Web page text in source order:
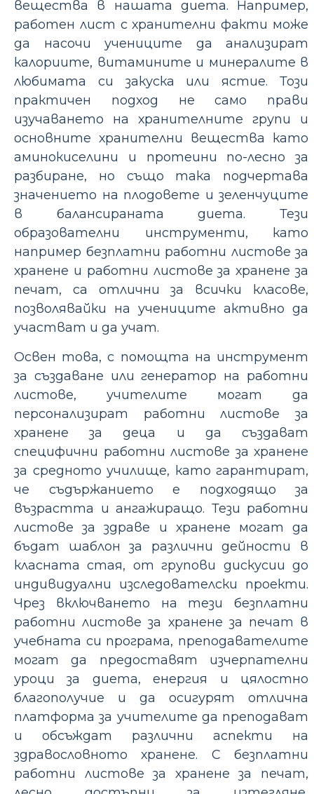
вещества в нашата диета. Например,
работен лист с хранителни факти може
да насочи учениците да анализират
калориите, витамините и минералите в
любимата си закуска или ястие. Този
практичен подход не само прави
изучаването на хранителните групи и
основните хранителни вещества като
аминокиселини и протеини по-лесно за
разбиране, но също така подчертава
значението на плодовете и зеленчуците
в балансираната диета. Тези
образователни инструменти, като
например безплатни работни листове за
хранене и работни листове за хранене за
печат, са отлични за всички класове,
позволявайки на учениците активно да
участват и да учат.
Освен това, с помощта на инструмент
за създаване или генератор на работни
листове, учителите могат да
персонализират работни листове за
хранене за деца и да създават
специфични работни листове за хранене
за средното училище, като гарантират,
че съдържанието е подходящо за
възрастта и ангажиращо. Тези работни
листове за здраве и хранене могат да
бъдат шаблон за различни дейности в
класната стая, от групови дискусии до
индивидуални изследователски проекти.
Чрез включването на тези безплатни
работни листове за хранене за печат в
учебната си програма, преподавателите
могат да предоставят изчерпателни
уроци за диета, енергия и цялостно
благополучие и да осигурят отлична
платформа за учителите да преподават
и обсъждат различни аспекти на
здравословното хранене. С безплатни
работни листове за хранене за печат,